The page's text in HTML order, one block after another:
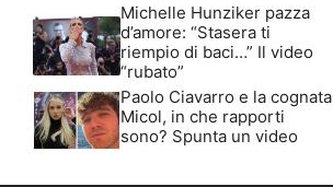
Michelle Hunziker pazza
d’amore: “Stasera ti
riempio di baci…” Il video
“rubato”
Paolo Ciavarro e la cognata
Micol, in che rapporti
sono? Spunta un video